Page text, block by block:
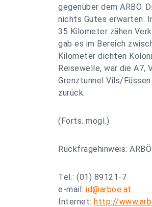
gegenüber dem ARBÖ.
nichts Gutes erwarten.
35 Kilometer zähen
gab es im Bereich
Kilometer dichten
Reisewelle, war die A7,
Grenztunnel Vils/
zurück.
(Forts. mögl.)
Rückfragehinweis:
Tel.: (01) 89121-7
e-mail: id@arboe.at
Internet: http://